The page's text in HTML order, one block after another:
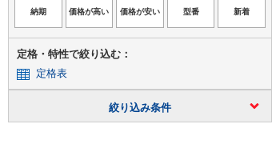
定格・特性で絞り込む：
定格表
絞り込み条件